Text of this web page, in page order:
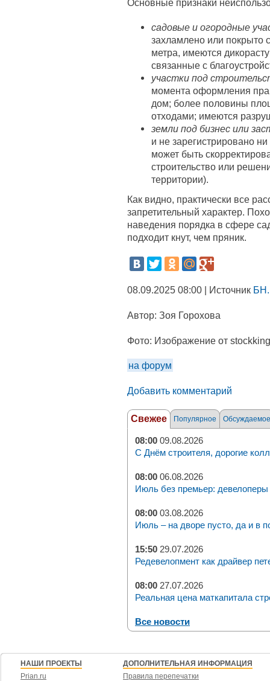
Основные признаки
садовые и огородные
захламлено или покрыто
метра, имеются
связанные с
участки под
момента оформления
дом; более половины
отходами; имеются
земли под бизнес или
и не зарегистрировано
может быть
строительство или
территории).
Как видно, практически все
запретительный характер.
наведения порядка в сфере
подходит кнут, чем пряник.
08.09.2025 08:00 | Источник
Автор: Зоя Горохова
Фото: Изображение от
на форум
Добавить комментарий
Свежее Популярное Обсуждаемое
08:00 09.08.2026
С Днём строителя, дорогие
08:00 06.08.2026
Июль без премьер: девелоперы
08:00 03.08.2026
Июль – на дворе пусто, да и в
15:50 29.07.2026
Редевелопмент как драйвер
08:00 27.07.2026
Реальная цена маткапитала
Все новости
НАШИ ПРОЕКТЫ
Prian.ru
ДОПОЛНИТЕЛЬНАЯ ИНФОРМАЦИЯ
Правила перепечатки